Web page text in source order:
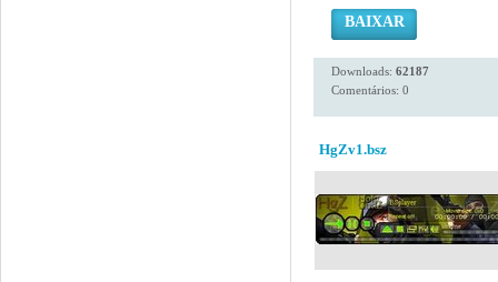
BAIXAR
Downloads: 62187
Comentários: 0
HgZv1.bsz